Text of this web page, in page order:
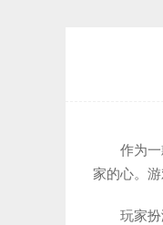
作为
家的心。
玩家